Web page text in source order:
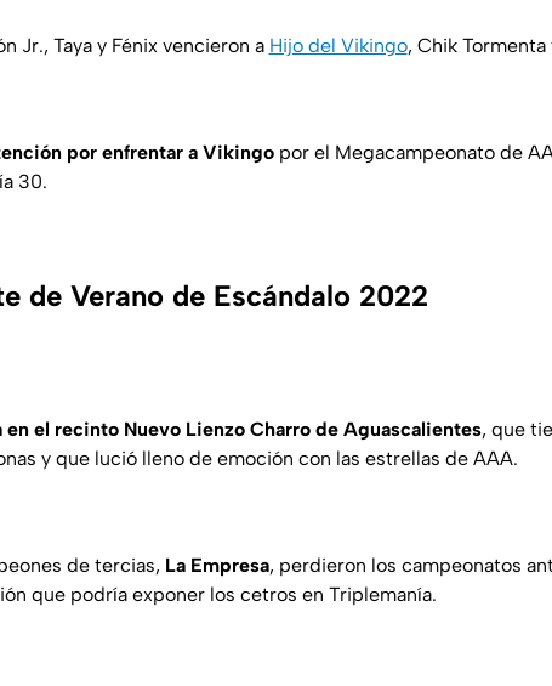
Jr., Taya y Fénix vencieron a Hijo del Vikingo, Chik Tormenta
por enfrentar a Vikingo por el Megacampeonato de
30.
de Verano de Escándalo 2022
el recinto Nuevo Lienzo Charro de Aguascalientes, que
y que lució lleno de emoción con las estrellas de AAA.
de tercias, La Empresa, perdieron los campeonatos
que podría exponer los cetros en Triplemanía.